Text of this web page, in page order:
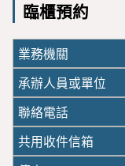
臨櫃預約